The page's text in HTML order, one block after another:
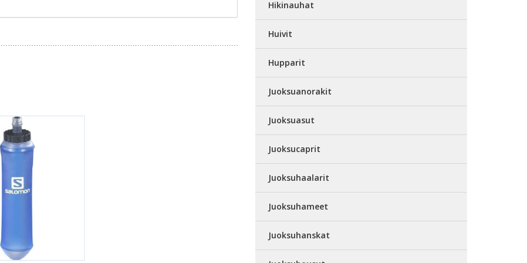
Hikinauhat
Huivit
Hupparit
Juoksuanorakit
Juoksuasut
Juoksucaprit
Juoksuhaalarit
Juoksuhameet
Juoksuhanskat